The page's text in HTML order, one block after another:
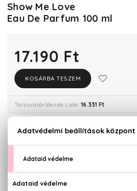
Show Me Love
Eau De Parfum 100 ml
17.190 Ft
KOSÁRBA TESZEM
Törzsvásárlóknak csak: 16.331 Ft
KISZERELÉS KIVÁLASZTÁSA
50 ml